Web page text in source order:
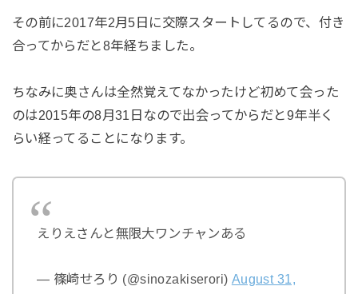
その前に2017年2月5日に交際スタートしてるので、付き
合ってからだと8年経ちました。
ちなみに奥さんは全然覚えてなかったけど初めて会った
のは2015年の8月31日なので出会ってからだと9年半く
らい経ってることになります。
えりえさんと無限大ワンチャンある
— 篠崎せろり (@sinozakiserori) August 31,